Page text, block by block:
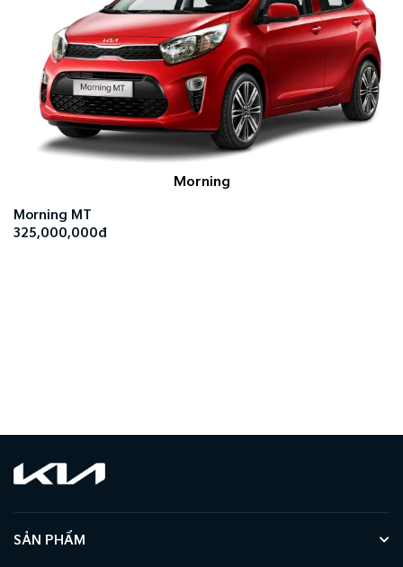
Morning
Morning MT
325,000,000đ
SẢN PHẨM